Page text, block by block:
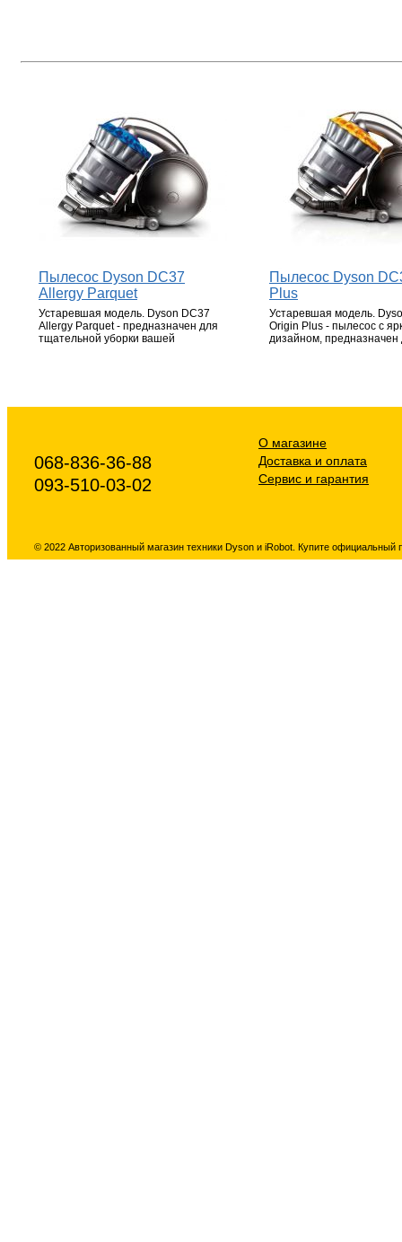
Пылесос Dyson DC37
Allergy Parquet
Устаревшая модель. Dyson DC37
Allergy Parquet - предназначен для
тщательной уборки вашей
Пылесос Dyson
Plus
Устаревшая модель.
Origin Plus - пылесос с
дизайном, предназначен
068-836-36-88
093-510-03-02
О магазине
Доставка и оплата
Сервис и гарантия
© 2022 Авторизованный магазин техники Dyson и iRobot. Купите